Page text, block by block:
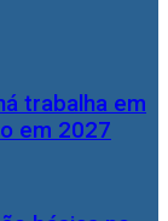
trabalha em
em 2027